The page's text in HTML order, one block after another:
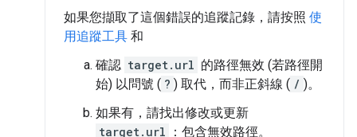
如果您擷取了這個錯誤的追蹤記錄，請按照 使
用追蹤工具 和
確認 target.url 的路徑無效 (若路徑開
始) 以問號 ( ? ) 取代，而非正斜線 ( / )。
如果有，請找出修改或更新
target.url
：包含無效路徑。